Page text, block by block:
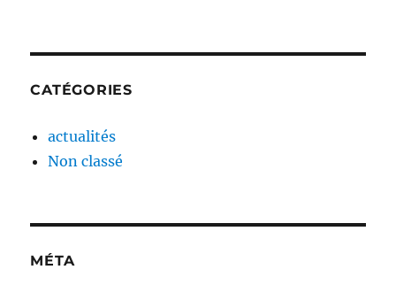
CATÉGORIES
actualités
Non classé
MÉTA